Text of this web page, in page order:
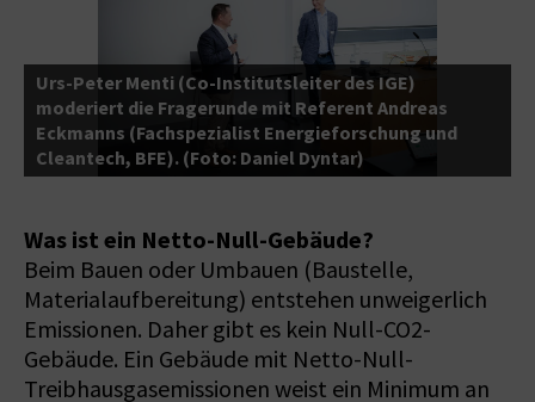
Urs-Peter Menti (Co-Institutsleiter des IGE)
moderiert die Fragerunde mit Referent Andreas
Eckmanns (Fachspezialist Energieforschung und
Cleantech, BFE). (Foto: Daniel Dyntar)
Was ist ein Netto-Null-Gebäude?
Beim Bauen oder Umbauen (Baustelle,
Materialaufbereitung) entstehen unweigerlich
Emissionen. Daher gibt es kein Null-CO2-
Gebäude. Ein Gebäude mit Netto-Null-
Treibhausgasemissionen weist ein Minimum an